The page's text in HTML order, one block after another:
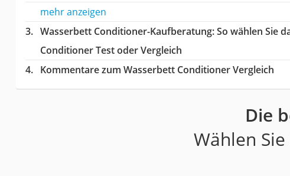
mehr anzeigen
Wasserbett Conditioner-Kaufberatung: So wählen Sie
Conditioner Test oder Vergleich
Kommentare zum Wasserbett Conditioner Vergleich
Die
Wählen